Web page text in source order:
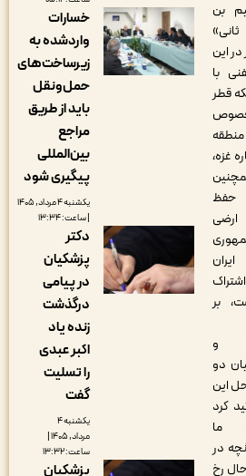
خسارات
واردشده به
زیرساخت‌های
حمل‌ونقل
باید از طریق
بین‌المللی
پیگیری شود
یکشنبه ۴ مرداد, ۱۴۰۵
دکتر
پزشکیان
در پیامی
درگذشت
زنده یاد
اکبر عبدی
را تسلیت
مرداد, ۱۴۰۵ |
پزشکیان